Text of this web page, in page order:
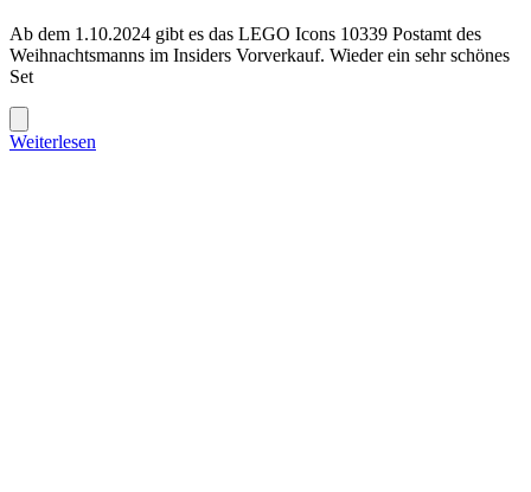
Ab dem 1.10.2024 gibt es das LEGO Icons 10339 Postamt des
Weihnachtsmanns im Insiders Vorverkauf. Wieder ein sehr schönes
Set
Weiterlesen